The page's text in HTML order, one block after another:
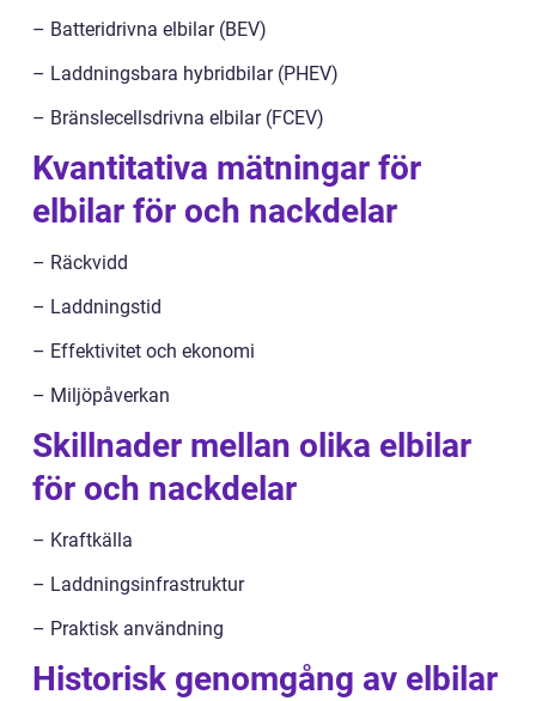
– Batteridrivna elbilar (BEV)
– Laddningsbara hybridbilar (PHEV)
– Bränslecellsdrivna elbilar (FCEV)
Kvantitativa mätningar för
elbilar för och nackdelar
– Räckvidd
– Laddningstid
– Effektivitet och ekonomi
– Miljöpåverkan
Skillnader mellan olika elbilar
för och nackdelar
– Kraftkälla
– Laddningsinfrastruktur
– Praktisk användning
Historisk genomgång av elbilar